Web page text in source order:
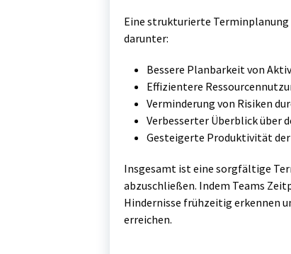
Eine strukturierte
darunter:
Bessere Planbarkeit von
Effizientere
Verminderung von Risiken
Verbesserter Überblick
Gesteigerte Produktivität
Insgesamt ist eine sorgfältige
abzuschließen. Indem Teams
Hindernisse frühzeitig erkennen
erreichen.